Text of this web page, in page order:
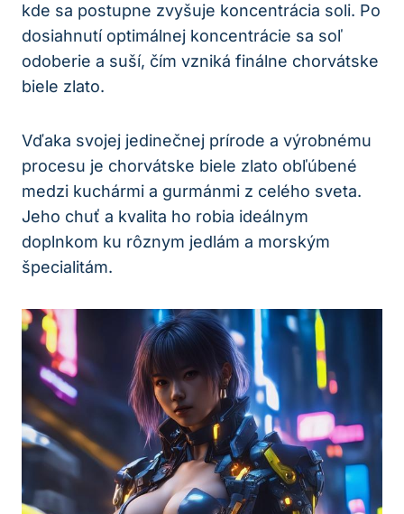
kde sa postupne zvyšuje koncentrácia soli. Po
dosiahnutí optimálnej koncentrácie sa soľ
odoberie a suší, čím vzniká finálne chorvátske
biele zlato.
Vďaka svojej jedinečnej prírode a výrobnému
procesu je chorvátske biele zlato obľúbené
medzi kuchármi a gurmánmi z celého sveta.
Jeho chuť a kvalita ho robia ideálnym
doplnkom ku rôznym jedlám a morským
špecialitám.